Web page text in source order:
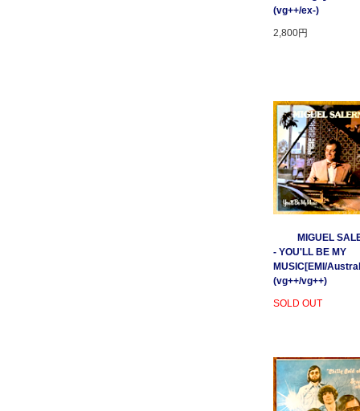
(vg++/ex-)
2,800円
MIGUEL
- YOU'LL BE MY
MUSIC[EMI/
(vg++/vg++)
SOLD OUT